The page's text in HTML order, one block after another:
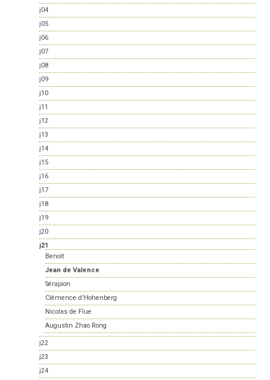
j04
j05
j06
j07
j08
j09
j10
j11
j12
j13
j14
j15
j16
j17
j18
j19
j20
j21
Benoît
Jean de Valence
Sérapion
Clémence d'Hohenberg
Nicolas de Flue
Augustin Zhao Rong
j22
j23
j24